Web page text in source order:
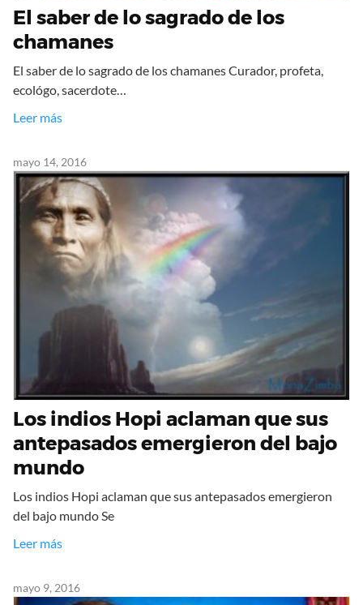
El saber de lo sagrado de los
chamanes
El saber de lo sagrado de los chamanes Curador, profeta,
ecológo, sacerdote…
Leer más
mayo 14, 2016
Los indios Hopi aclaman que sus
antepasados emergieron del bajo
mundo
Los indios Hopi aclaman que sus antepasados emergieron
del bajo mundo Se
Leer más
mayo 9, 2016